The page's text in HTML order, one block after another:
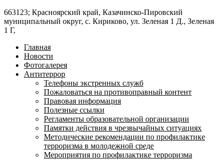
663123; Красноярский край, Казачинско-Пировский
муниципальный округ, с. Кириково, ул. Зеленая 1 Д., Зеленая
1 Г,
Главная
Новости
Фотогалерея
Антитеррор
Телефоны экстренных служб
Пожаловаться на противоправный контент
Правовая информация
Полезные ссылки
Регламенты образовательной организации
Памятки действия в чрезвычайных ситуациях
Методические рекомендации по профилактике
терроризма в молодежной среде
Мероприятия по профилактике терроризма